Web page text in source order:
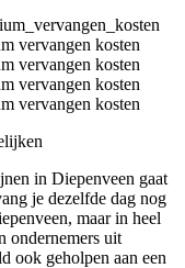
in Diepenveen gaat
je dezelfde dag nog
maar in heel
ondernemers uit
ook geholpen aan een